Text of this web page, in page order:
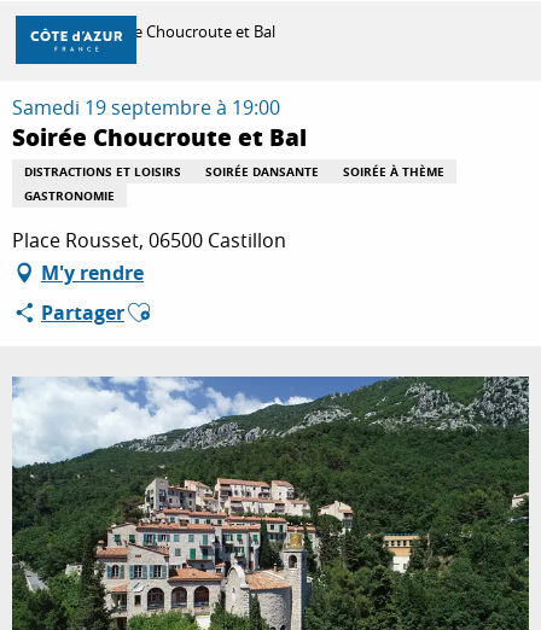
Aller
contenu
principal
DÉCOUVRIR
À FAIRE
SÉJOURNER
Accueil Soirée Choucroute et Bal
Samedi 19 septembre à 19:00
Soirée Choucroute et Bal
DISTRACTIONS ET LOISIRS SOIRÉE DANSANTE
SOIRÉE À THÈME
GASTRONOMIE
Place Rousset, 06500 Castillon
M'y rendre
PartagerAjouter aux favoris